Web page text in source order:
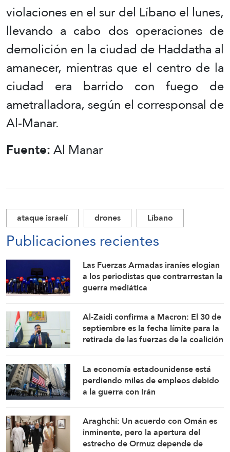
violaciones en el sur del Líbano el lunes,
llevando a cabo dos operaciones de
demolición en la ciudad de Haddatha al
amanecer, mientras que el centro de la
ciudad era barrido con fuego de
ametralladora, según el corresponsal de
Al-Manar.
Fuente:Al Manar
ataque israelí drones Líbano
Publicaciones recientes
Las Fuerzas Armadas iraníes elogian
a los periodistas que contrarrestan la
guerra mediática
Al-Zaidi confirma a Macron: El 30 de
septiembre es la fecha límite para la
retirada de las fuerzas de la coalición
La economía estadounidense está
perdiendo miles de empleos debido
a la guerra con Irán
Araghchi: Un acuerdo con Omán es
inminente, pero la apertura del
estrecho de Ormuz depende de